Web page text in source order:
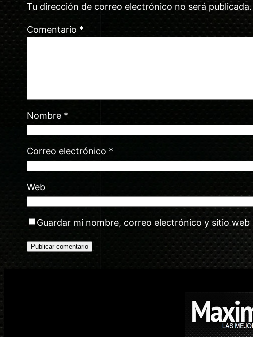
Tu dirección de correo electrónico no será publicada.
Comentario *
Nombre *
Correo electrónico *
Web
Guardar mi nombre, correo electrónico y sitio